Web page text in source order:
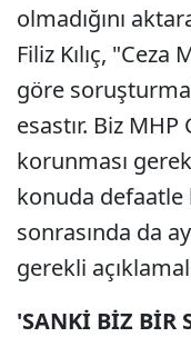
olmadığını
Filiz Kılıç,
göre
esastır. Biz
korunması
konuda
sonrasında da
gerekli
'SANKİ BİZ BİR